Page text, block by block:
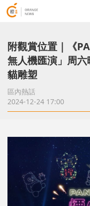
附觀賞位置｜《
無人機匯演」周
貓雕塑
區內熱話
2024-12-24 17:00